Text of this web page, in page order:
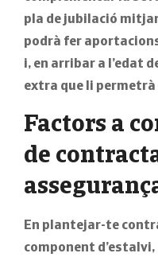
pla de jubilació
podrà fer
i, en arribar a l’edat
extra que li
Factors a
de
En plantejar-te
component